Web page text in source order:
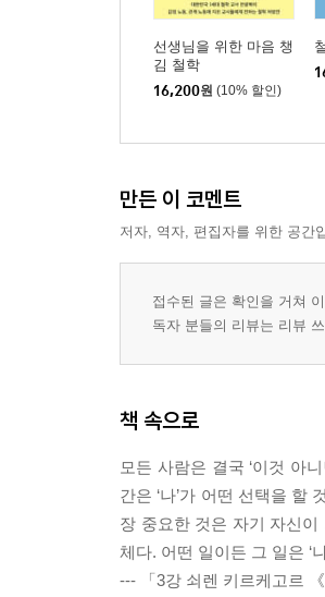
선생님을 위한 마음 챙
김 철학
16,200원 (10% 할인)
만든 이 코멘트
저자, 역자, 편집자를 위한 공간
접수된 글은 확인을 거쳐
독자 분들의 리뷰는 리뷰
책 속으로
모든 사람은 결국 ‘이것 아
간은 ‘나’가 어떤 선택을 할
장 중요한 것은 자기 자신이
체다. 어떤 일이든 그 일은 ‘
--- 「3강 쇠렌 키르케고르